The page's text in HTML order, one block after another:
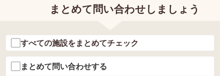
まとめて問い合わせしましょう
すべての施設をまとめてチェック
まとめて問い合わせする